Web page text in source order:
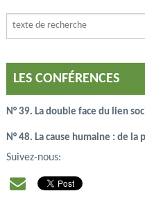
LES CONFÉRENCES
N° 39. La double face du lien
N° 48. La cause humaine : de
Suivez-nous: